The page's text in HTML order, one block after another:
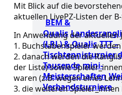
BEM &
Qualis
(LRL) & Qualis TTT –
Tischtennisturnier
Tausende mini-
Meisterschaften
Verbandsturniere
Mit Blick auf die
aktuellen LivePZ-Listen der
In Anwendung der
1. Buchstabenspieler
2. danach werden die
der Liste) sowie
waren (z.B. wegen eines
3. die weiteren